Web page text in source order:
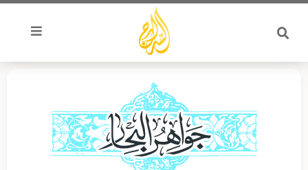
تخطي
المحتوى